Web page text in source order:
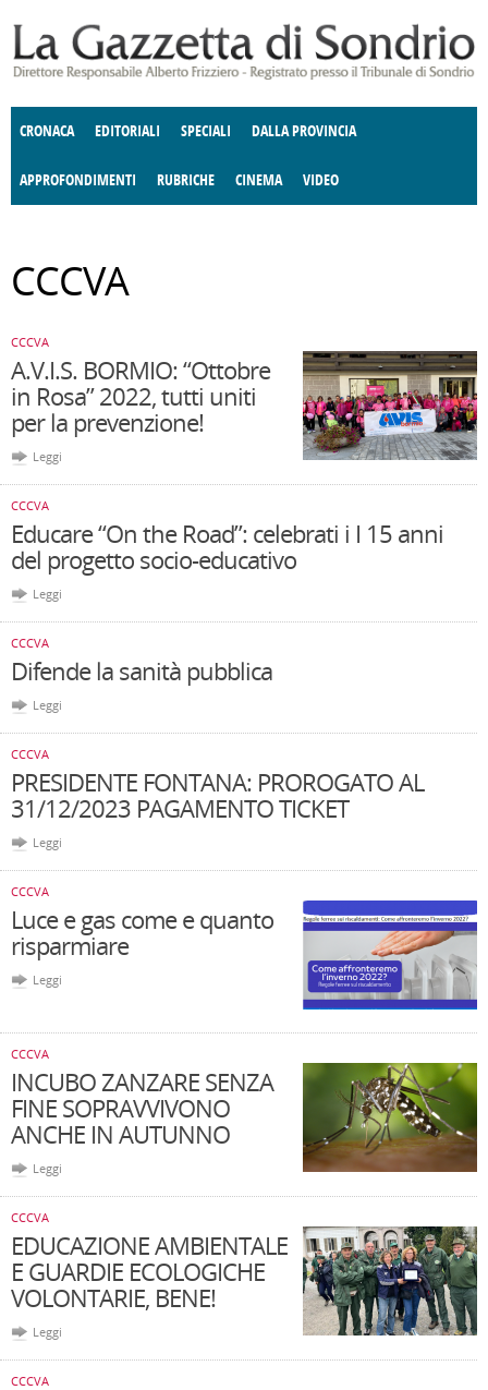
CRONACA EDITORIALI SPECIALI DALLA PROVINCIA
APPROFONDIMENTI
E SPETTACOLI POLITICA
RUBRICHE
DELLE IDEE FATTI DELLO SPIRITO
CINEMA VIDEO
CCCVA
CCCVA
A.V.I.S. BORMIO: “Ottobre
in Rosa” 2022, tutti uniti
per la prevenzione!
Leggi
CCCVA
Educare “On the Road”: celebrati i I 15 anni
del progetto socio-educativo
Leggi
CCCVA
Difende la sanità pubblica
Leggi
CCCVA
PRESIDENTE FONTANA: PROROGATO AL
31/12/2023 PAGAMENTO TICKET
Leggi
CCCVA
Luce e gas come e quanto
risparmiare
Leggi
CCCVA
INCUBO ZANZARE SENZA
FINE SOPRAVVIVONO
ANCHE IN AUTUNNO
Leggi
CCCVA
EDUCAZIONE AMBIENTALE
E GUARDIE ECOLOGICHE
VOLONTARIE, BENE!
Leggi
CCCVA